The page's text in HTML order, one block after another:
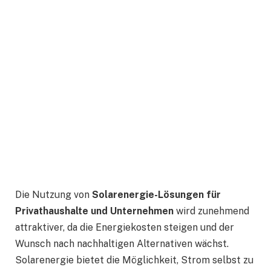
Die Nutzung von Solarenergie-Lösungen für
Privathaushalte und Unternehmen wird zunehmend
attraktiver, da die Energiekosten steigen und der
Wunsch nach nachhaltigen Alternativen wächst.
Solarenergie bietet die Möglichkeit, Strom selbst zu